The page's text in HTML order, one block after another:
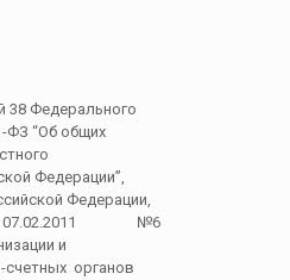
38 Федерального
ФЗ “Об общих
Федерации”,
Федерации,
от 07.02.2011 №6
и
счетных органов